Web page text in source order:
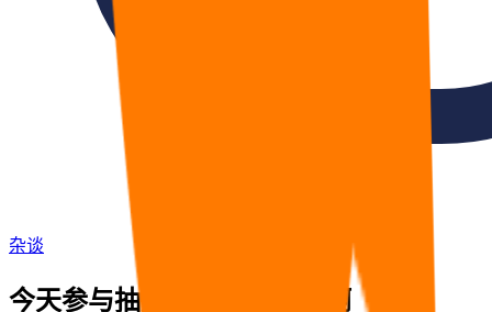
杂谈
今天参与抽奖的难度有点高啊